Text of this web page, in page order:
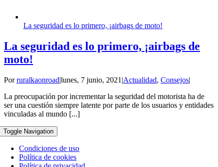
La seguridad es lo primero, ¡airbags de moto!
La seguridad es lo primero, ¡airbags de
moto!
Porruralkaonroad|lunes, 7 junio, 2021 |Actualidad, Consejos|
La preocupación por incrementar la seguridad del motorista ha de
ser una cuestión siempre latente por parte de los usuarios y entidades
vinculadas al mundo [...]
Toggle Navigation
Condiciones de uso
Política de cookies